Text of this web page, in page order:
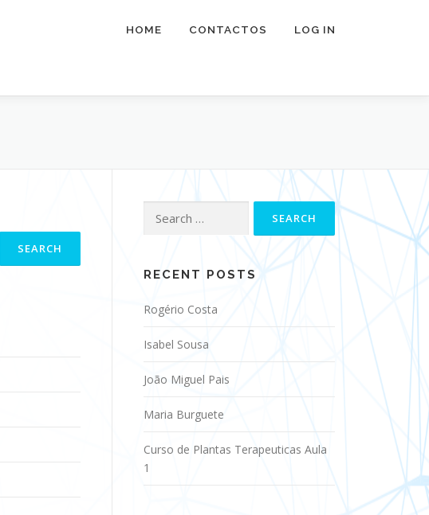
HOME CONTACTOS LOG IN
for:
RECENT POSTS
Rogério Costa
Isabel Sousa
João Miguel Pais
Maria Burguete
Curso de Plantas Terapeuticas Aula
1